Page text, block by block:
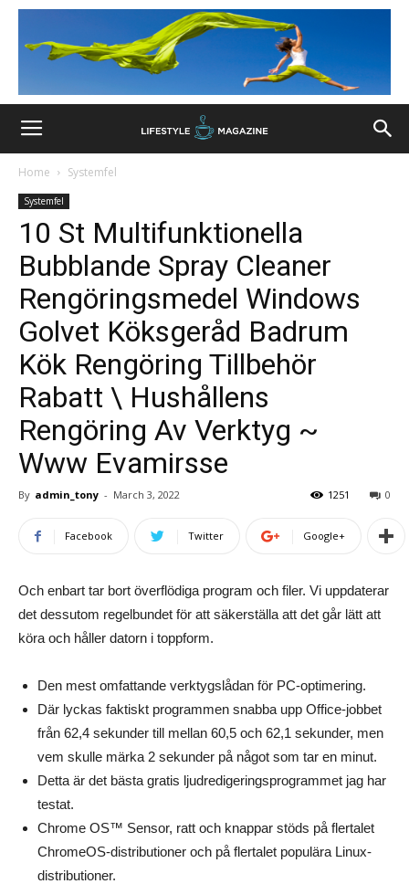
Home Systemfel
Systemfel
10 St Multifunktionella
Bubblande Spray Cleaner
Rengöringsmedel Windows
Golvet Köksgeråd Badrum
Kök Rengöring Tillbehör
Rabatt \ Hushållens
Rengöring Av Verktyg ~
Www Evamirsse
By admin_tony - March 3, 2022 0
1251
Facebook Twitter Google+
Och enbart tar bort överflödiga program och filer. Vi uppdaterar
det dessutom regelbundet för att säkerställa att det går lätt att
köra och håller datorn i toppform.
Den mest omfattande verktygslådan för PC-optimering.
Där lyckas faktiskt programmen snabba upp Office-jobbet
från 62,4 sekunder till mellan 60,5 och 62,1 sekunder, men
vem skulle märka 2 sekunder på något som tar en minut.
Detta är det bästa gratis ljudredigeringsprogrammet jag har
testat.
Chrome OS™ Sensor, ratt och knappar stöds på flertalet
ChromeOS-distributioner och på flertalet populära Linux-
distributioner.